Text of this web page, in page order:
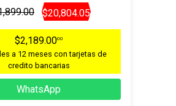
$20,804.05
$2,189.0000
a 12 meses con tarjetas de
credito bancarias
WhatsApp